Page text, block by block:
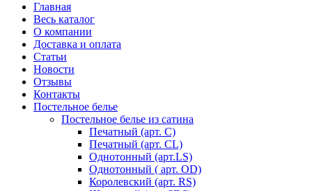
Главная
Весь каталог
О компании
Доставка и оплата
Статьи
Новости
Отзывы
Контакты
Постельное белье
Постельное белье из сатина
Печатный (арт. С)
Печатный (арт. СL)
Однотонный (арт.LS)
Однотонный ( арт. OD)
Королевский (арт. RS)